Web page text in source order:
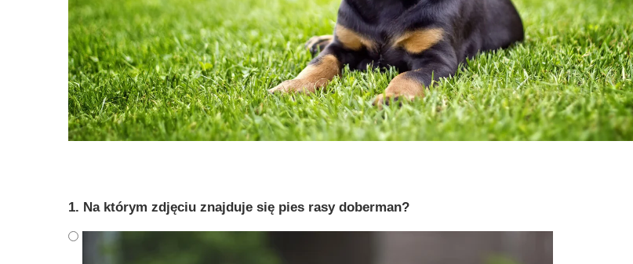
1. Na którym zdjęciu znajduje się pies rasy doberman?